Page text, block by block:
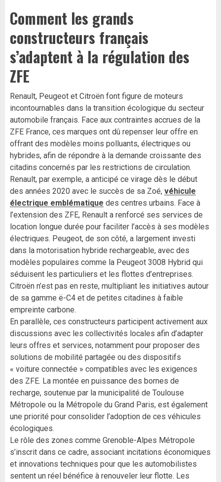
Comment les grands
constructeurs français
s’adaptent à la régulation des
ZFE
Renault, Peugeot et Citroën font figure de moteurs
incontournables dans la transition écologique du secteur
automobile français. Face aux contraintes accrues de la
ZFE France, ces marques ont dû repenser leur offre en
offrant des modèles moins polluants, électriques ou
hybrides, afin de répondre à la demande croissante des
citadins concernés par les restrictions de circulation.
Renault, par exemple, a anticipé ce virage dès le début
des années 2020 avec le succès de sa Zoé, véhicule
électrique emblématique des centres urbains. Face à
l’extension des ZFE, Renault a renforcé ses services de
location longue durée pour faciliter l’accès à ses modèles
électriques. Peugeot, de son côté, a largement investi
dans la motorisation hybride rechargeable, avec des
modèles populaires comme la Peugeot 3008 Hybrid qui
séduisent les particuliers et les flottes d’entreprises.
Citroën n’est pas en reste, multipliant les initiatives autour
de sa gamme ë-C4 et de petites citadines à faible
empreinte carbone.
En parallèle, ces constructeurs participent activement aux
discussions avec les collectivités locales afin d’adapter
leurs offres et services, notamment pour proposer des
solutions de mobilité partagée ou des dispositifs
« voiture connectée » compatibles avec les exigences
des ZFE. La montée en puissance des bornes de
recharge, soutenue par la municipalité de Toulouse
Métropole ou la Métropole du Grand Paris, est également
une priorité pour consolider l’adoption de ces véhicules
écologiques.
Le rôle des zones comme Grenoble-Alpes Métropole
s’inscrit dans ce cadre, associant incitations économiques
et innovations techniques pour que les automobilistes
sentent un réel bénéfice à renouveler leur flotte. Les